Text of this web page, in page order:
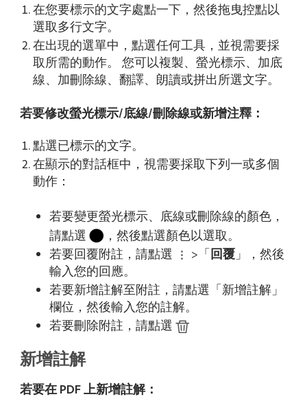
在您要標示的文字處點一下，然後拖曳控點以
選取多行文字。
在出現的選單中，點選任何工具，並視需要採
取所需的動作。 您可以複製、螢光標示、加底
線、加刪除線、翻譯、朗讀或拼出所選文字。
若要修改螢光標示/底線/刪除線或新增注釋：
點選已標示的文字。
在顯示的對話框中，視需要採取下列一或多個
動作：
若要變更螢光標示、底線或刪除線的顏色，
請點選
，然後點選顏色以選取。
若要回覆附註，請點選
>「回覆 」，然後
輸入您的回應。
若要新增註解至附註，請點選「新增註解」
欄位，然後輸入您的註解。
若要刪除附註，請點選
新增註解
若要在 PDF 上新增註解：